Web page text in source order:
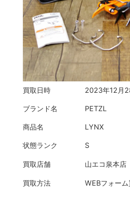
買取日時 2023年12月
ブランド名 PETZL
商品名 LYNX
状態ランク S
買取店舗 山エコ泉本店
買取方法 WEBフォーム